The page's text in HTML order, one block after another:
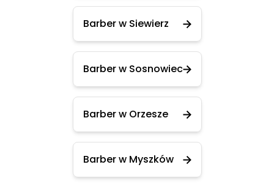
Barber w Siewierz
Barber w Sosnowiec
Barber w Orzesze
Barber w Myszków